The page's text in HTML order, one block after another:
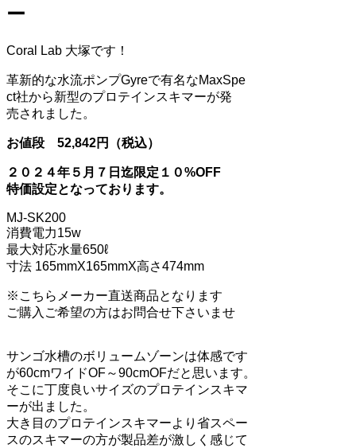
ー
Coral Lab 大塚です！
革新的な水流ポンプGyreで有名なMaxSpe
ct社から新型のプロテインスキマーが発
売されました。
お値段 52,842円（税込）
２０２４年５月７日迄限定１０%OFF
特価設定となっております。
MJ-SK200
消費電力15w
最大対応水量650ℓ
寸法 165mmX165mmX高さ474mm
※こちらメーカー直送商品となります
ご購入ご希望の方はお問合せ下さいませ
サンゴ水槽のボリュームゾーンは体感です
が60cmワイドOF～90cmOFだと思います。
そこに丁度良いサイズのプロテインスキマ
ーが出ました。
大き目のプロテインスキマーより省スペー
スのスキマーの方が製品差が激しく感じて